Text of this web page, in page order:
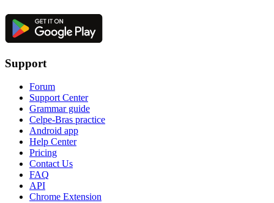
Support
Forum
Support Center
Grammar guide
Celpe-Bras practice
Android app
Help Center
Pricing
Contact Us
FAQ
API
Chrome Extension